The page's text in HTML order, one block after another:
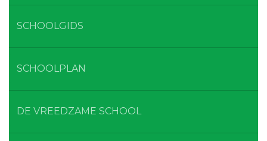
SCHOOLGIDS
SCHOOLPLAN
DE VREEDZAME SCHOOL